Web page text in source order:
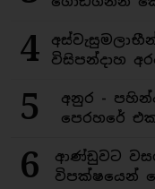
4
විසිපන්දාහ
5
අනුර -
පෙරහරේ
6
ආණ්ඩුවට
විපක්ෂයෙන්